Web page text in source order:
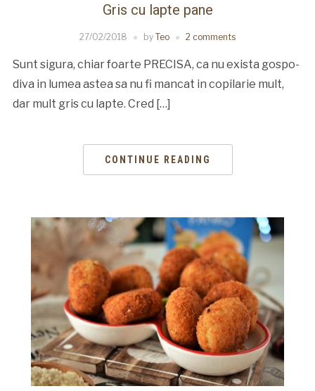
Gris cu lapte pane
27/02/2018 by Teo 2 comments
Sunt sigura, chiar foarte PRECISA, ca nu exista gospo-
diva in lumea astea sa nu fi mancat in copilarie mult,
dar mult gris cu lapte. Cred […]
CONTINUE READING